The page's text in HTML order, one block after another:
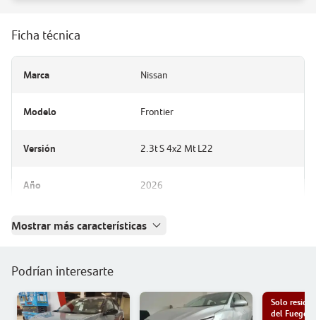
Ficha técnica
Marca Nissan
Modelo Frontier
Versión 2.3t S 4x2 Mt L22
Año 2026
Mostrar más características
Podrían interesarte
Solo
del Fuego